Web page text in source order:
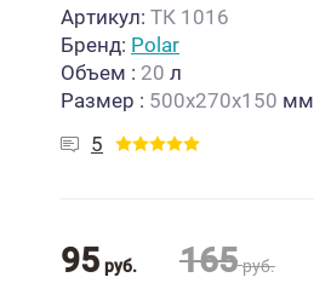
Артикул: ТК 1016
Бренд: Polar
Объем : 20 л
Размер : 500x270x150 мм
5
95 руб. 165 руб.